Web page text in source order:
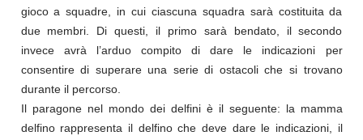
gioco a squadre, in cui ciascuna squadra sarà costituita da
due membri. Di questi, il primo sarà bendato, il secondo
invece avrà l’arduo compito di dare le indicazioni per
consentire di superare una serie di ostacoli che si trovano
durante il percorso.
Il paragone nel mondo dei delfini è il seguente: la mamma
delfino rappresenta il delfino che deve dare le indicazioni, il